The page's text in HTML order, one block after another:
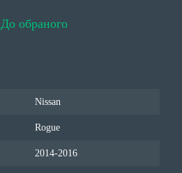
До обраного
Nissan
Rogue
2014-2016